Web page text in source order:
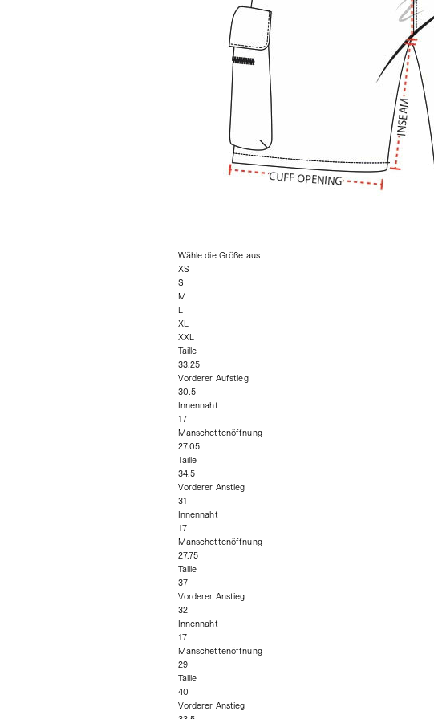
Wähle die Größe aus
XS
S
M
L
XL
XXL
Taille
33.25
Vorderer Aufstieg
30.5
Innennaht
17
Manschettenöffnung
27.05
Taille
34.5
Vorderer Anstieg
31
Innennaht
17
Manschettenöffnung
27.75
Taille
37
Vorderer Anstieg
32
Innennaht
17
Manschettenöffnung
29
Taille
40
Vorderer Anstieg